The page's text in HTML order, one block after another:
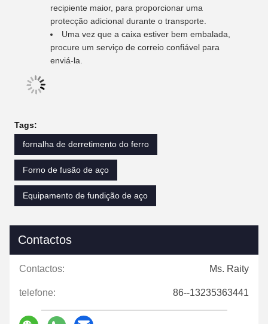
recipiente maior, para proporcionar uma
protecção adicional durante o transporte.
Uma vez que a caixa estiver bem embalada,
procure um serviço de correio confiável para
enviá-la.
Tags:
fornalha de derretimento do ferro
Forno de fusão de aço
Equipamento de fundição de aço
Contactos
Contactos: Ms. Raity
telefone: 86--13235363441